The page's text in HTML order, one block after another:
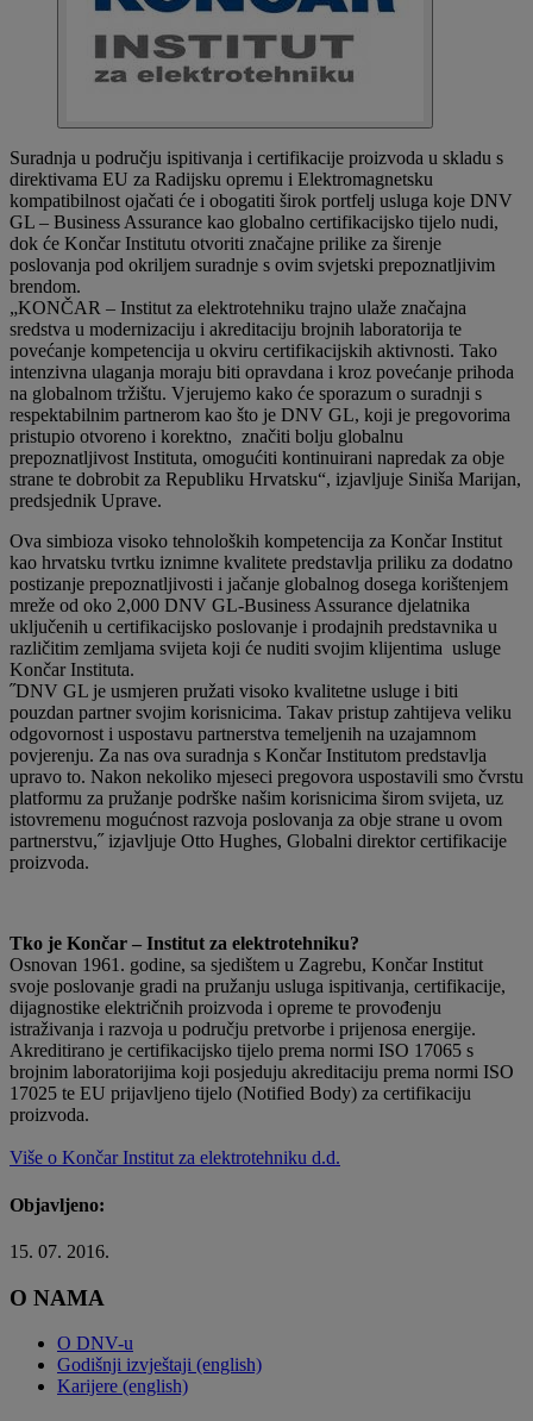
Suradnja u području ispitivanja i certifikacije proizvoda u skladu s
direktivama EU za Radijsku opremu i Elektromagnetsku
kompatibilnost ojačati će i obogatiti širok portfelj usluga koje DNV
GL – Business Assurance kao globalno certifikacijsko tijelo nudi,
dok će Končar Institutu otvoriti značajne prilike za širenje
poslovanja pod okriljem suradnje s ovim svjetski prepoznatljivim
brendom.
„KONČAR – Institut za elektrotehniku trajno ulaže značajna
sredstva u modernizaciju i akreditaciju brojnih laboratorija te
povećanje kompetencija u okviru certifikacijskih aktivnosti. Tako
intenzivna ulaganja moraju biti opravdana i kroz povećanje prihoda
na globalnom tržištu. Vjerujemo kako će sporazum o suradnji s
respektabilnim partnerom kao što je DNV GL, koji je pregovorima
pristupio otvoreno i korektno, značiti bolju globalnu
prepoznatljivost Instituta, omogućiti kontinuirani napredak za obje
strane te dobrobit za Republiku Hrvatsku“, izjavljuje Siniša Marijan,
predsjednik Uprave.
Ova simbioza visoko tehnoloških kompetencija za Končar Institut
kao hrvatsku tvrtku iznimne kvalitete predstavlja priliku za dodatno
postizanje prepoznatljivosti i jačanje globalnog dosega korištenjem
mreže od oko 2,000 DNV GL-Business Assurance djelatnika
uključenih u certifikacijsko poslovanje i prodajnih predstavnika u
različitim zemljama svijeta koji će nuditi svojim klijentima usluge
Končar Instituta.
˝DNV GL je usmjeren pružati visoko kvalitetne usluge i biti
pouzdan partner svojim korisnicima. Takav pristup zahtijeva veliku
odgovornost i uspostavu partnerstva temeljenih na uzajamnom
povjerenju. Za nas ova suradnja s Končar Institutom predstavlja
upravo to. Nakon nekoliko mjeseci pregovora uspostavili smo čvrstu
platformu za pružanje podrške našim korisnicima širom svijeta, uz
istovremenu mogućnost razvoja poslovanja za obje strane u ovom
partnerstvu,˝ izjavljuje Otto Hughes, Globalni direktor certifikacije
proizvoda.
Tko je Končar – Institut za elektrotehniku?
Osnovan 1961. godine, sa sjedištem u Zagrebu, Končar Institut
svoje poslovanje gradi na pružanju usluga ispitivanja, certifikacije,
dijagnostike električnih proizvoda i opreme te provođenju
istraživanja i razvoja u području pretvorbe i prijenosa energije.
Akreditirano je certifikacijsko tijelo prema normi ISO 17065 s
brojnim laboratorijima koji posjeduju akreditaciju prema normi ISO
17025 te EU prijavljeno tijelo (Notified Body) za certifikaciju
proizvoda.
Više o Končar Institut za elektrotehniku d.d.
Objavljeno:
15. 07. 2016.
O NAMA
O DNV-u
Godišnji izvještaji (english)
Karijere (english)